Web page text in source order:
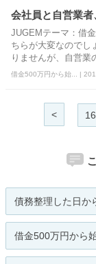
会社員と自営業者
JUGEMテーマ：借
ちらが大変なので
りませんが、自営業
借金500万円から始... |
< 16
債務整理した日か
借金500万円から